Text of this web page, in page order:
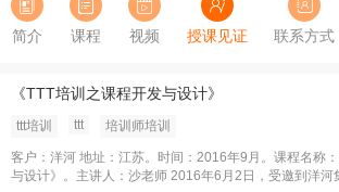
简介 课程 视频 授课见证 联系方式
《TTT培训之课程开发与设计》
ttt培训 ttt 培训师培训
客户：洋河 地址：江苏。时间：2016年9月。课程名称
与设计》。主讲人：沙老师 2016年6月2日，受邀到洋河